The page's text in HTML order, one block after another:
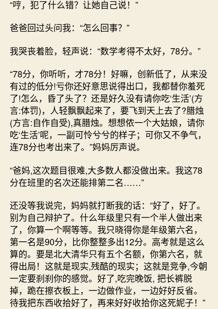
“哼，犯了什么错？让她自己说！”
爸爸回过头问我：“怎么回事？”
我哭丧着脸，轻声说：“数学考得不太好，78分。”
“78分，你听听，才78分！好嘛，创新低了，从来没
有过的低分!亏你还好意思说得出口，我都替你羞死
了!怎么，昏了头了？还是好久没有请你吃‘生活’(方
言:体罚)，人轻飘飘起来了，要飞到天上去了?腊烛
(方言:自作自受),真腊烛。想想侬一个大姑娘，请你
吃‘生活’呢，一副可怜兮兮的样子；可你又不争气，
连78分也考出来了。”妈妈厉声说。
“爸妈,这次题目很难,大多数人都没做出来。我这78
分在班里的名次还能排第二名……”
还没等我说完，妈妈就打断我的话：“好了，好了。
别为自己辩护了。什么年级里只有一个半人做出来
了，你算一个啊等等。我只晓得你是年级第六名，
第一名是90分，比你整整多出12分。高考就是这么
算的。要是北大清华只有五个名额，你第六名，就
得出局！这就是现实,残酷的现实；这就是竞争,今朝
一定要刹刹你的感觉。好了,吃完晚饭, 把长裤脱
掉，跪在擦衣板上，一边做作业，一边好好反省。
待我把东西收拾好了，再来好好收拾你这死妮子！”